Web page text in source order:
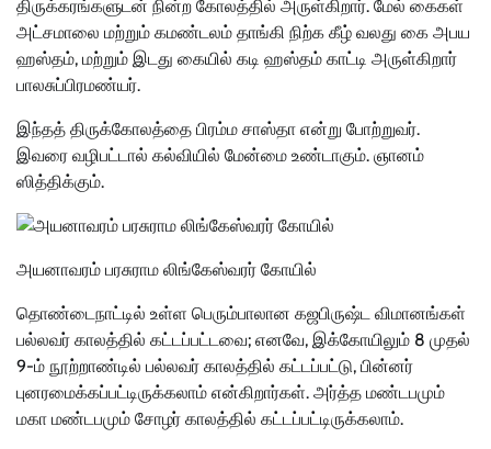
திருக்கரங்களுடன் நின்ற கோலத்தில் அருள்கிறார். மேல் கைகள்
அட்சமாலை மற்றும் கமண்டலம் தாங்கி நிற்க கீழ் வலது கை அபய
ஹஸ்தம், மற்றும் இடது கையில் கடி ஹஸ்தம் காட்டி அருள்கிறார்
பாலசுப்பிரமண்யர்.
இந்தத் திருக்கோலத்தை பிரம்ம சாஸ்தா என்று போற்றுவர்.
இவரை வழிபட்டால் கல்வியில் மேன்மை உண்டாகும். ஞானம்
ஸித்திக்கும்.
அயனாவரம் பரசுராம லிங்கேஸ்வரர் கோயில்
தொண்டைநாட்டில் உள்ள பெரும்பாலான கஜபிருஷ்ட விமானங்கள்
பல்லவர் காலத்தில் கட்டப்பட்டவை; எனவே, இக்கோயிலும் 8 முதல்
9-ம் நூற்றாண்டில் பல்லவர் காலத்தில் கட்டப்பட்டு, பின்னர்
புனரமைக்கப்பட்டிருக்கலாம் என்கிறார்கள். அர்த்த மண்டபமும்
மகா மண்டபமும் சோழர் காலத்தில் கட்டப்பட்டிருக்கலாம்.